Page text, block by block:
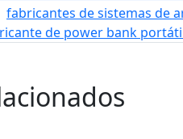
fabricantes de sistemas de
de power bank